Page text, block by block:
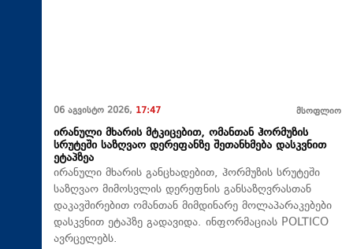
06 აგვისტო 2026, 17:47 მსოფლიო
ირანული მხარის მტკიცებით, ომანთან ჰორმუზის
სრუტეში საზღვაო დერეფანზე შეთანხმება დასკვნით
ეტაპზეა
ირანული მხარის განცხადებით, ჰორმუზის სრუტეში
საზღვაო მიმოსვლის დერეფნის განსაზღვრასთან
დაკავშირებით ომანთან მიმდინარე მოლაპარაკებები
დასკვნით ეტაპზე გადავიდა. ინფორმაციას POLTICO
ავრცელებს.